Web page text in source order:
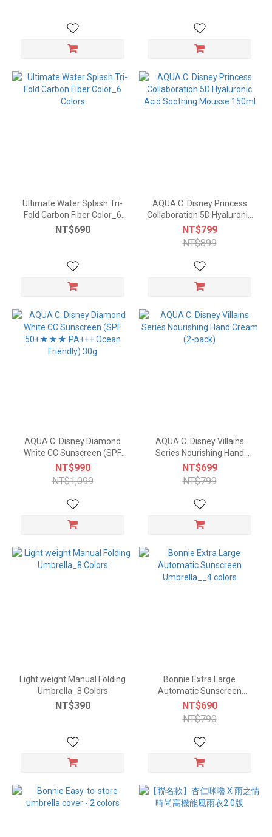
Ultimate Water Splash Tri-
Fold Carbon Fiber Color_6
Colors
NT$690
AQUA C. Disney Princess
Collaboration 5D Hyaluronic
Acid Soothing Mousse
150ml
NT$799
NT$899
AQUA C. Disney Diamond
White CC Sunscreen (SPF
50+★★★ PA+++ Ocean
Friendly) 30g
NT$990
NT$1,099
AQUA C. Disney Villains
Series Nourishing Hand
Cream (2-pack)
NT$699
NT$799
Light weight Manual Folding
Umbrella_8 Colors
NT$390
Bonnie Extra Large
Automatic Sunscreen
Umbrella__4 colors
NT$690
NT$790